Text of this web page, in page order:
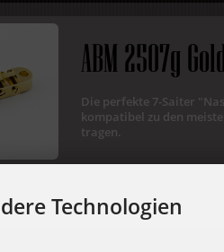
ABM 2507g
Die perfekte 7-Saiter
kompatibel zu den
tragen.
Technologien